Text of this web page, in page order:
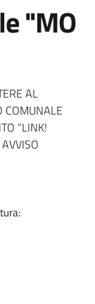
"MO
AL
COMUNALE
“LINK!